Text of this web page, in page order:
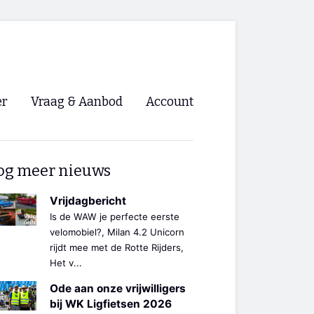
🡺
Vraag & Aanbod Account
meer nieuws
Vrijdagbericht
Is de WAW je perfecte eerste
velomobiel?, Milan 4.2 Unicorn
rijdt mee met de Rotte Rijders,
Het v...
Ode aan onze vrijwilligers
bij WK Ligfietsen 2026